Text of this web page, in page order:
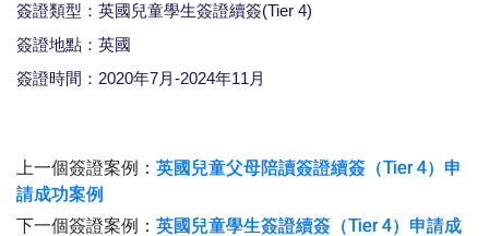
簽證類型：英國兒童學生簽證續簽(Tier 4)
簽證地點：英國
簽證時間：2020年7月-2024年11月
上一個簽證案例： 英國兒童父母陪讀簽證續簽（Tier 4）申
請成功案例
下一個簽證案例： 英國兒童學生簽證續簽（Tier 4）申請成